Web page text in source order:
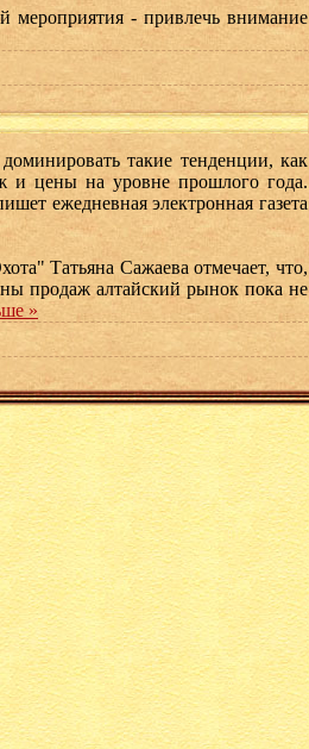
мероприятия - привлечь внимание
такие тенденции, как
и цены на уровне прошлого года.
ежедневная электронная газета
Татьяна Сажаева отмечает, что,
продаж алтайский рынок пока не
»